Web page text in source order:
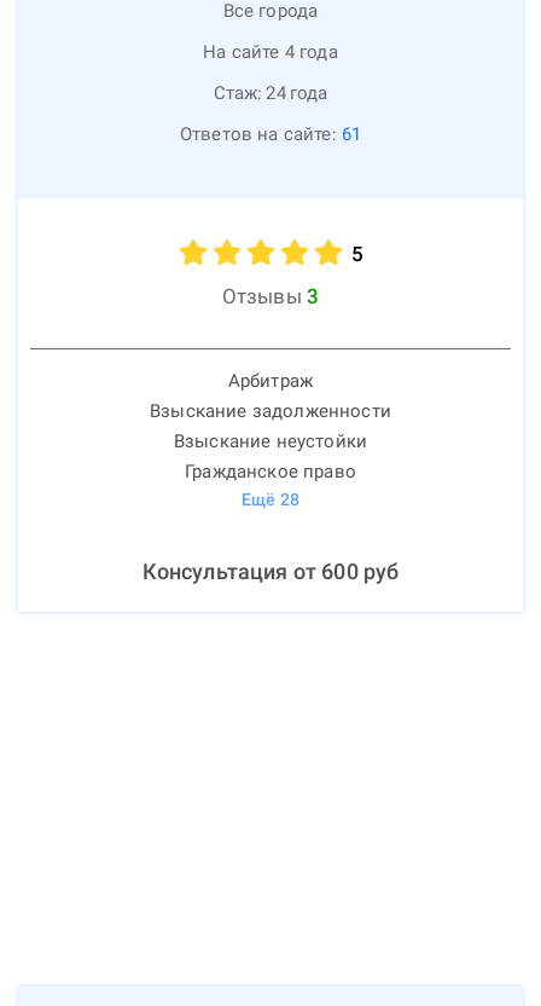
Все города
На сайте 4 года
Стаж: 24 года
Ответов на сайте: 61
5
Отзывы 3
Арбитраж
Взыскание задолженности
Взыскание неустойки
Гражданское право
Ещё 28
Консультация от 600руб